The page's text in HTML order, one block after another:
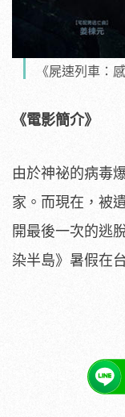
《屍速列車：
《電影簡介》
由於神祕的病毒
家。而現在， 被
開最後一次的逃
染半島》暑假在